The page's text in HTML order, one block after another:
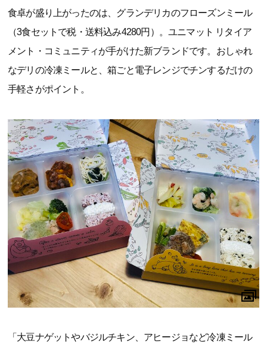
食卓が盛り上がったのは、グランデリカのフローズンミール
（3食セットで税・送料込み4280円）。ユニマット リタイア
メント・コミュニティが手がけた新ブランドです。おしゃれ
なデリの冷凍ミールと、箱ごと電子レンジでチンするだけの
手軽さがポイント。
「大豆ナゲットやバジルチキン、アヒージョなど冷凍ミール